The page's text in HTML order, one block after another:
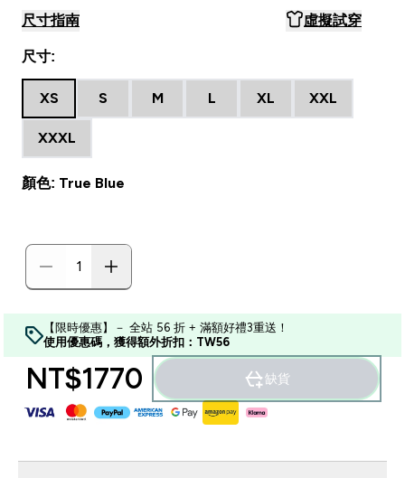
尺寸指南 虛擬試穿
尺寸:
XS S M L XL XXL
XXXL
顏色: True Blue
【限時優惠】－ 全站 56 折 + 滿額好禮3重送！
使用優惠碼，獲得額外折扣：TW56
NT$1770‎ 缺貨